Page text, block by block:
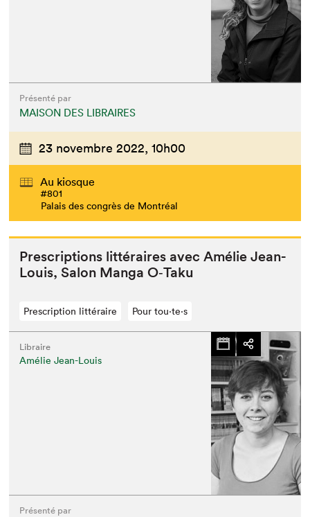
Présenté par
MAISON DES LIBRAIRES
23 novembre 2022, 10h00
Au kiosque
#801
Palais des congrès de Montréal
Pre­scrip­tions lit­téraires avec Amélie Jean-
Louis, Salon Man­ga O‑Taku
Prescription littéraire Pour tou⋅te⋅s
Libraire
Amélie Jean-Louis
Présenté par